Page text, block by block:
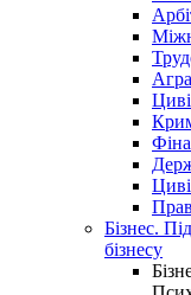
Бізнес.
бізнесу